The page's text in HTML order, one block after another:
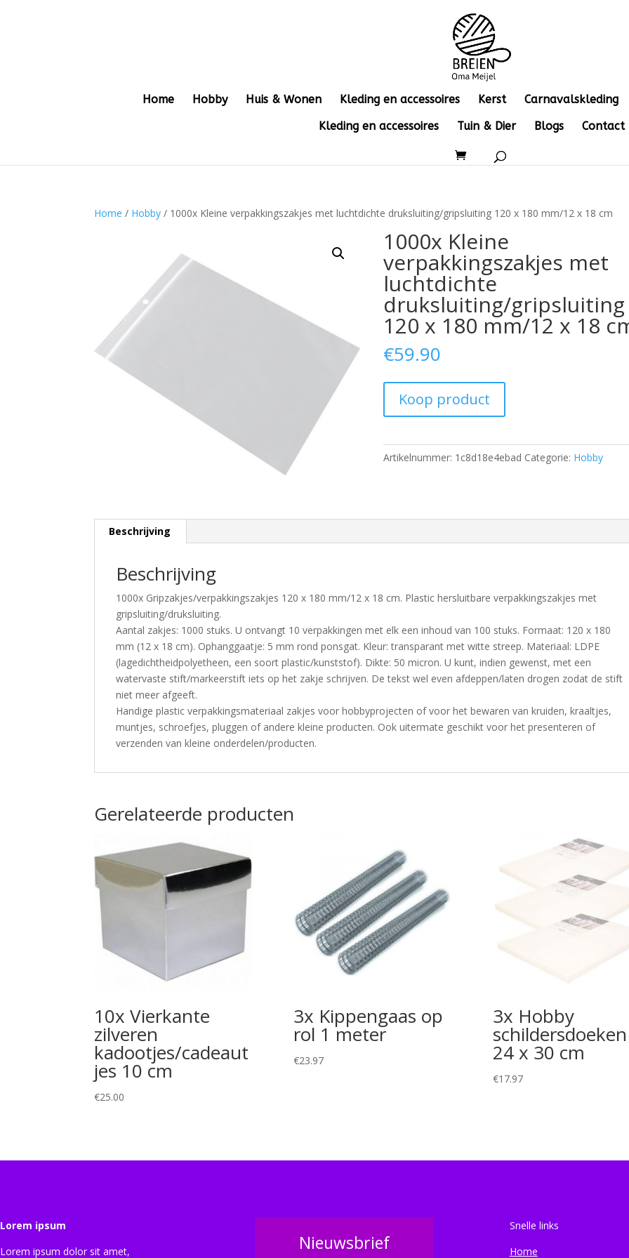
Home Hobby Huis & Wonen Kleding en accessoires Kerst
Carnavalskleding
Kleding en accessoires
Tuin & Dier Blogs Contact
Home / Hobby / 1000x Kleine verpakkingszakjes met luchtdichte druksluiting/gripsluiting 120 x 180 mm/12 x 18 cm
1000x Kleine
verpakkingszakjes met
luchtdichte
druksluiting/gripsluiting
120 x 180 mm/12 x 18
€59.90
Koop product
Artikelnummer: 1c8d18e4ebad Categorie: Hobby
Beschrijving
Beschrijving
1000x Gripzakjes/verpakkingszakjes 120 x 180 mm/12 x 18 cm. Plastic hersluitbare verpakkingszakjes met
gripsluiting/druksluiting.
Aantal zakjes: 1000 stuks. U ontvangt 10 verpakkingen met elk een inhoud van 100 stuks. Formaat: 120 x 180
mm (12 x 18 cm). Ophanggaatje: 5 mm rond ponsgat. Kleur: transparant met witte streep. Materiaal: LDPE
(lagedichtheidpolyetheen, een soort plastic/kunststof). Dikte: 50 micron. U kunt, indien gewenst, met een
watervaste stift/markeerstift iets op het zakje schrijven. De tekst wel even afdeppen/laten drogen zodat de stift
niet meer afgeeft.
Handige plastic verpakkingsmateriaal zakjes voor hobbyprojecten of voor het bewaren van kruiden, kraaltjes,
muntjes, schroefjes, pluggen of andere kleine producten. Ook uitermate geschikt voor het presenteren of
verzenden van kleine onderdelen/producten.
Gerelateerde producten
10x Vierkante
zilveren
kadootjes/cadeaut
jes 10 cm
€25.00
3x Kippengaas op
rol 1 meter
€23.97
3x Hobby
schildersdoeken
24 x 30 cm
€17.97
Lorem ipsum
Lorem ipsum dolor sit amet,
Nieuwsbrief
Snelle links
Home